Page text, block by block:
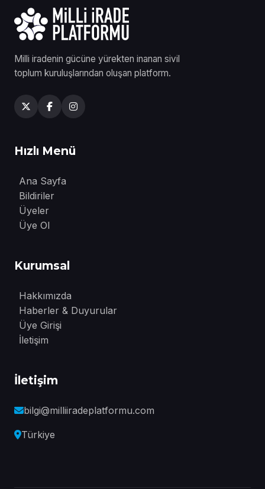
Milli iradenin gücüne yürekten inanan sivil
toplum kuruluşlarından oluşan platform.
Hızlı Menü
Ana Sayfa
Bildiriler
Üyeler
Üye Ol
Kurumsal
Hakkımızda
Haberler & Duyurular
Üye Girişi
İletişim
İletişim
bilgi@milliiradeplatformu.com
Türkiye